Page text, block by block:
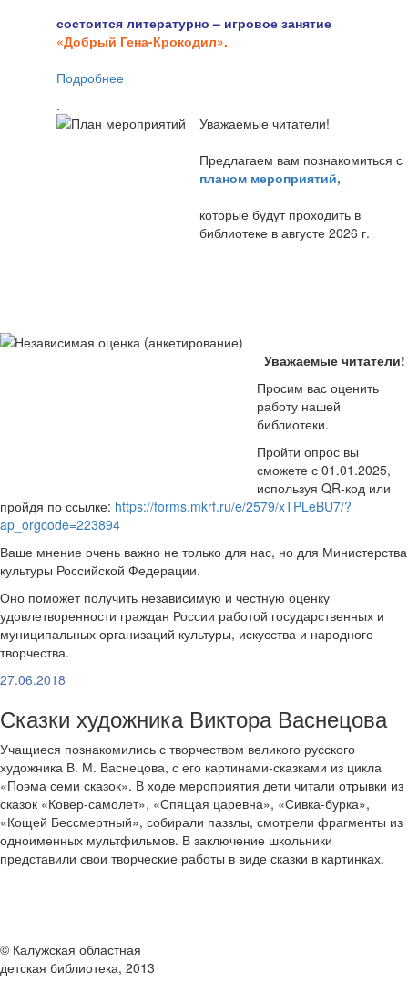
состоится литературно – игровое занятие
«Добрый Гена-Крокодил».
Подробнее
.
Уважаемые читатели!
Предлагаем вам познакомиться с
планом мероприятий,
которые будут проходить в
библиотеке в августе 2026 г.
Уважаемые читатели!
Просим вас оценить
работу нашей
библиотеки.
Пройти опрос вы
сможете с 01.01.2025,
используя QR-код или
пройдя по ссылке: https://forms.mkrf.ru/e/2579/xTPLeBU7/?
ap_orgcode=223894
Ваше мнение очень важно не только для нас, но для Министерства
культуры Российской Федерации.
Оно поможет получить независимую и честную оценку
удовлетворенности граждан России работой государственных и
муниципальных организаций культуры, искусства и народного
творчества.
27.06.2018
Сказки художника Виктора Васнецова
Учащиеся познакомились с творчеством великого русского
художника В. М. Васнецова, с его картинами-сказками из цикла
«Поэма семи сказок». В ходе мероприятия дети читали отрывки из
сказок «Ковер-самолет», «Спящая царевна», «Сивка-бурка»,
«Кощей Бессмертный», собирали паззлы, смотрели фрагменты из
одноименных мультфильмов. В заключение школьники
представили свои творческие работы в виде сказки в картинках.
© Калужская областная
детская библиотека, 2013